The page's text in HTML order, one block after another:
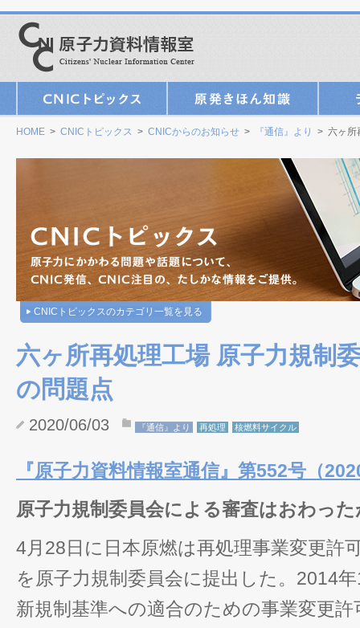
HOME > CNICトピックス > CNICからのお知らせ > 『通信』より > 六ヶ所
CNICトピックスのカテゴリ一覧を見る
六ヶ所再処理工場 原子力規制
の問題点
2020/06/03 『通信』より 再処理 核燃料サイクル
『原子力資料情報室通信』第552号（
原子力規制委員会による審査はおわった
4月28日に日本原燃は再処理事業変更許
を原子力規制委員会に提出した。2014
新規制基準への適合のための事業変更